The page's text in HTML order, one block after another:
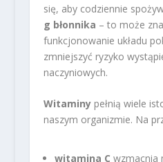
się, aby codziennie
g błonnika – to może
funkcjonowanie układu
zmniejszyć ryzyko
naczyniowych.
Witaminypełnią wiele
naszym organizmie. Na
witamina C wzmacnia